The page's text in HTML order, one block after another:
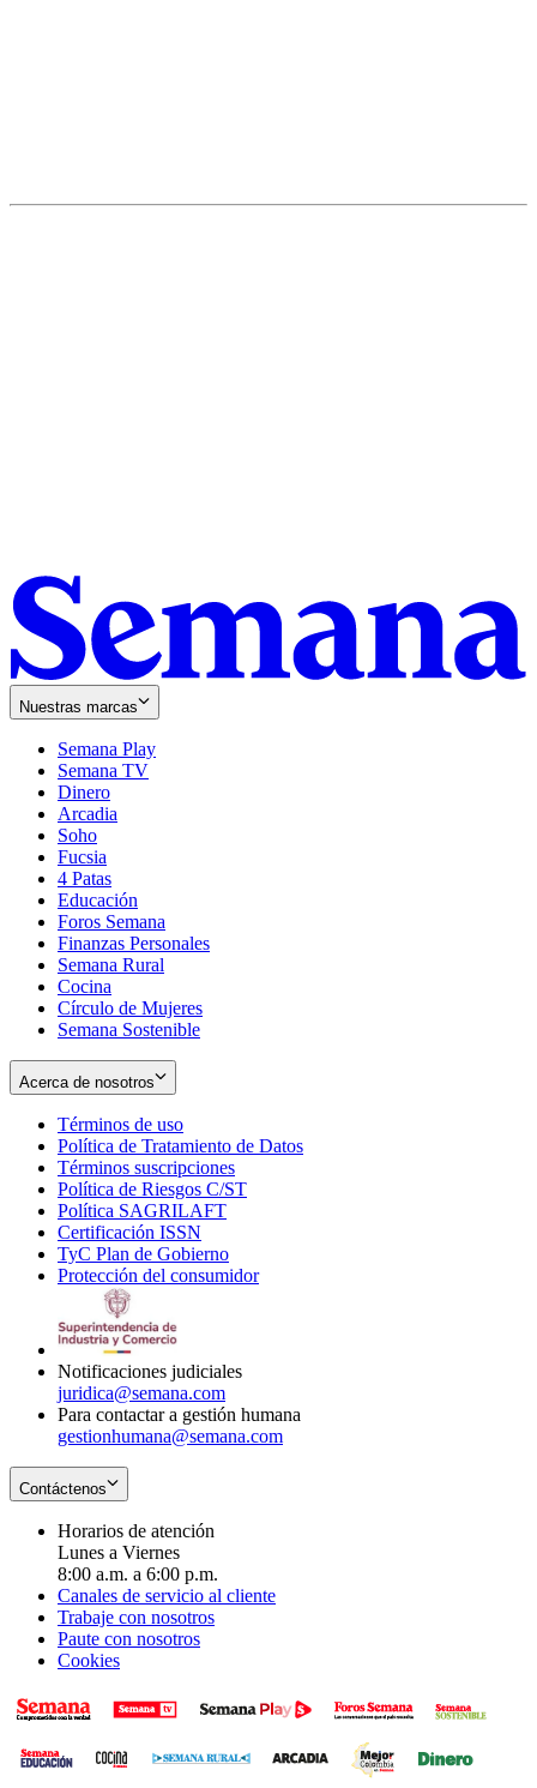
Nuestras marcas
Semana Play
Semana TV
Dinero
Arcadia
Soho
in
new
window
Fucsia
in
new
window
4 Patas
Educación
Foros Semana
Finanzas Personales
Semana Rural
Cocina
Círculo de Mujeres
Semana Sostenible
Acerca de nosotros
Términos de uso
in
new
window
Política de Tratamiento de Datos
Términos suscripciones
in
Política de Riesgos C/ST
Política SAGRILAFT
new
window
Certificación ISSN
in
new
TyC Plan de Gobierno
in
Protección del consumidorOpens
Notificaciones judiciales
juridica@semana.com
Para contactar a gestión humana
gestionhumana@semana.com
Contáctenos
Horarios de atención
Lunes a Viernes
8:00 a.m. a 6:00 p.m.
Canales de servicio al cliente
Trabaje con nosotros
Paute con nosotros
Cookies